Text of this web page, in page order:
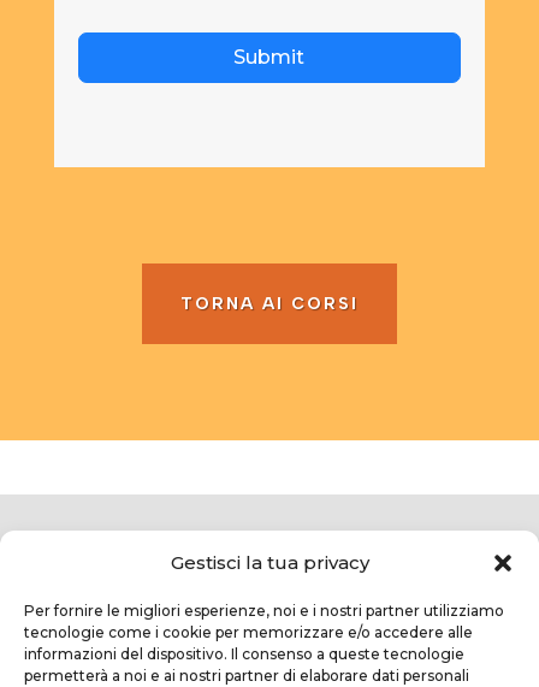
Gestisci la tua privacy
Per fornire le migliori esperienze, noi e i nostri partner utilizziamo
tecnologie come i cookie per memorizzare e/o accedere alle
informazioni del dispositivo. Il consenso a queste tecnologie
permetterà a noi e ai nostri partner di elaborare dati personali
Submit
TORNA AI CORSI